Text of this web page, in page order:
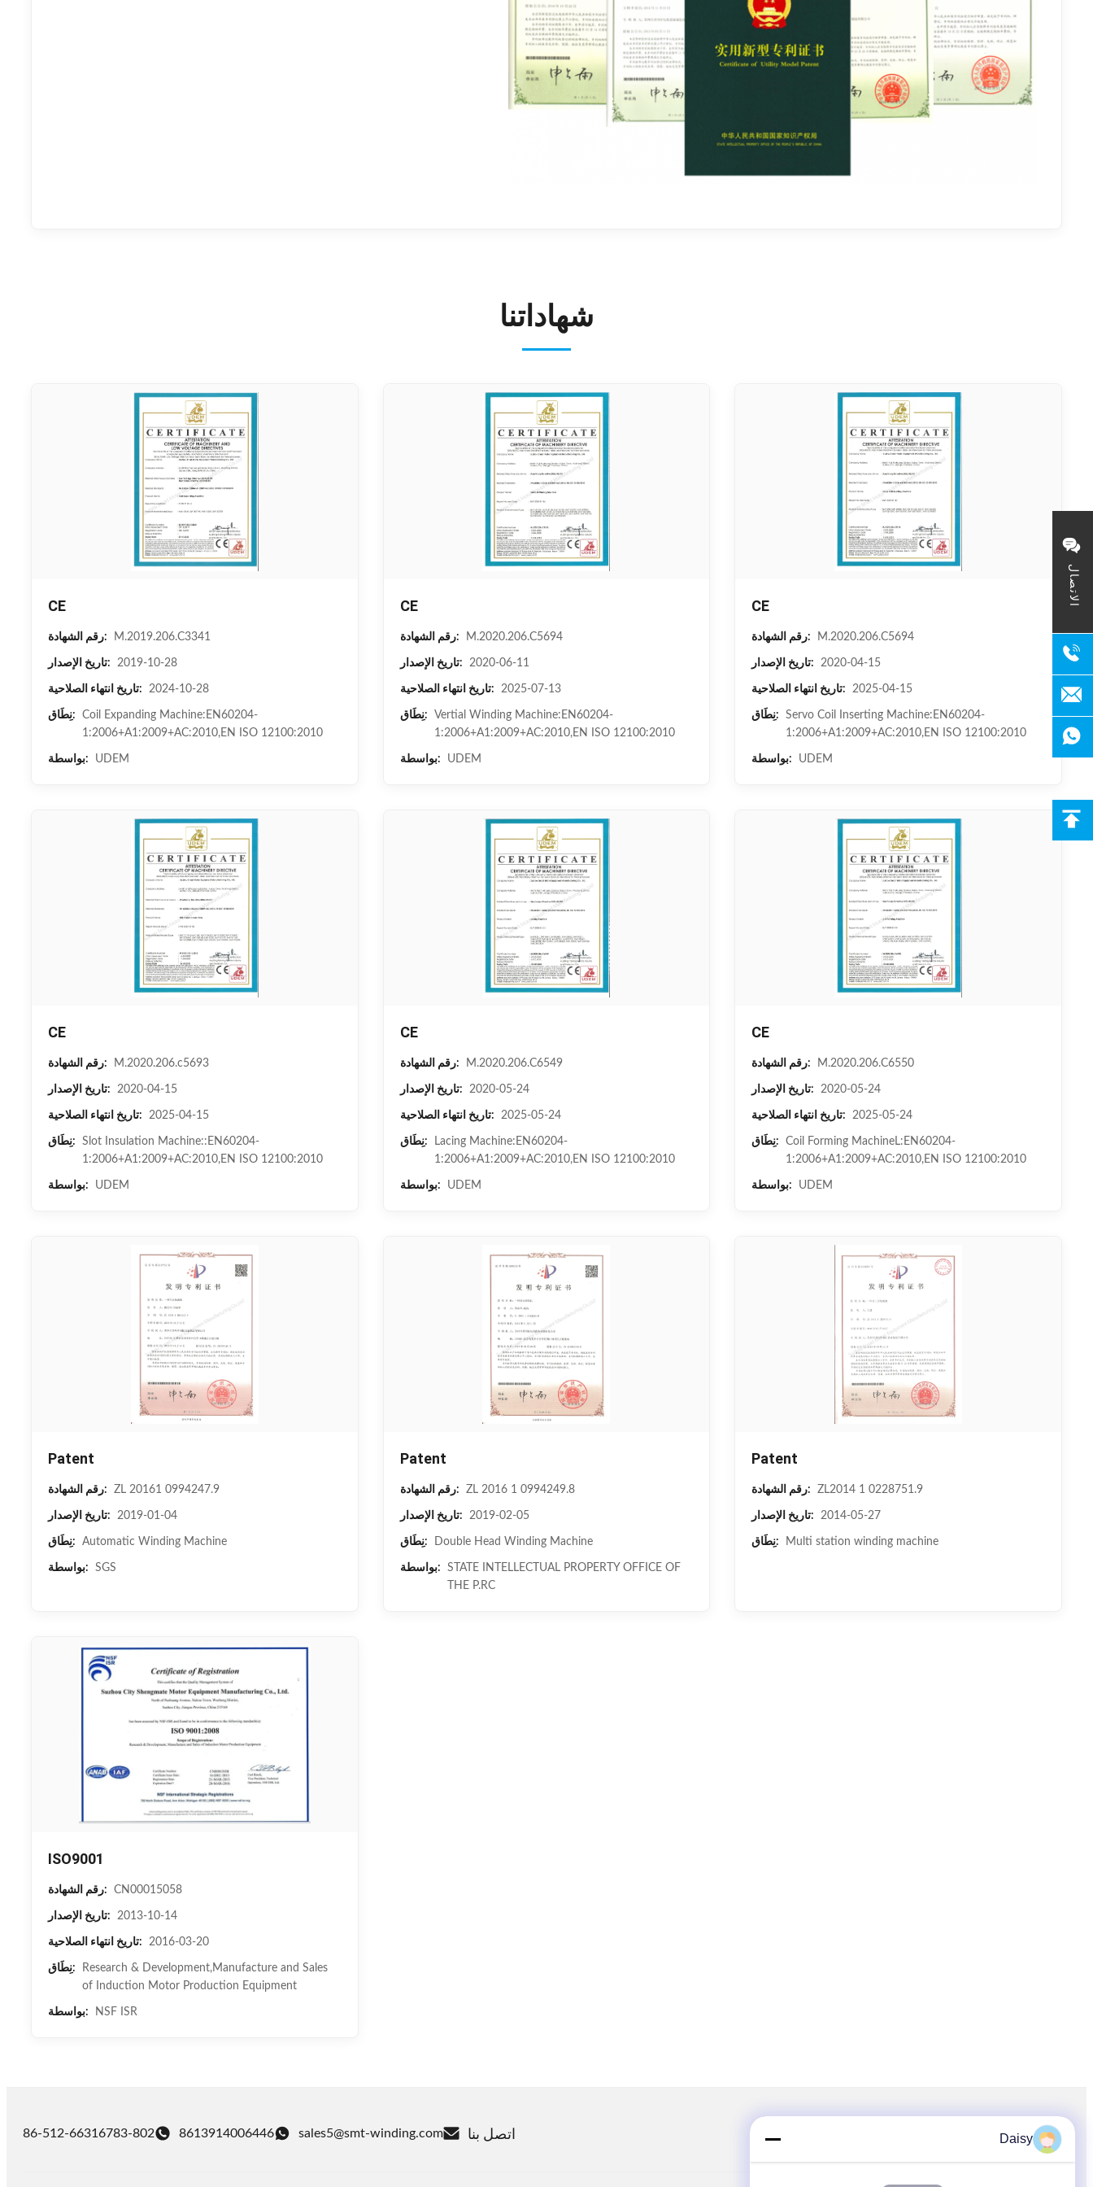
الاتصال
شهاداتنا
CE
رقم الشهادة: M.2019.206.C3341
تاريخ الإصدار: 2019-10-28
تاريخ انتهاء الصلاحية: 2024-10-28
نِطَاق:
Coil Expanding Machine:EN60204-
1:2006+A1:2009+AC:2010,EN ISO 12100:2010
بواسطة: UDEM
CE
رقم الشهادة: M.2020.206.C5694
تاريخ الإصدار: 2020-06-11
تاريخ انتهاء الصلاحية: 2025-07-13
نِطَاق:
Vertial Winding Machine:EN60204-
1:2006+A1:2009+AC:2010,EN ISO 12100:2010
بواسطة: UDEM
CE
رقم الشهادة: M.2020.206.C5694
تاريخ الإصدار: 2020-04-15
تاريخ انتهاء الصلاحية: 2025-04-15
نِطَاق:
Servo Coil Inserting Machine:EN60204-
1:2006+A1:2009+AC:2010,EN ISO 12100:2010
بواسطة: UDEM
CE
رقم الشهادة: M.2020.206.c5693
تاريخ الإصدار: 2020-04-15
تاريخ انتهاء الصلاحية: 2025-04-15
نِطَاق:
Slot Insulation Machine::EN60204-
1:2006+A1:2009+AC:2010,EN ISO 12100:2010
بواسطة: UDEM
CE
رقم الشهادة: M.2020.206.C6549
تاريخ الإصدار: 2020-05-24
تاريخ انتهاء الصلاحية: 2025-05-24
نِطَاق:
Lacing Machine:EN60204-
1:2006+A1:2009+AC:2010,EN ISO 12100:2010
بواسطة: UDEM
CE
رقم الشهادة: M.2020.206.C6550
تاريخ الإصدار: 2020-05-24
تاريخ انتهاء الصلاحية: 2025-05-24
نِطَاق:
Coil Forming MachineL:EN60204-
1:2006+A1:2009+AC:2010,EN ISO 12100:2010
بواسطة: UDEM
Patent
رقم الشهادة: ZL 20161 0994247.9
تاريخ الإصدار: 2019-01-04
نِطَاق: Automatic Winding Machine
بواسطة: SGS
Patent
رقم الشهادة: ZL 2016 1 0994249.8
تاريخ الإصدار: 2019-02-05
نِطَاق: Double Head Winding Machine
بواسطة:
STATE INTELLECTUAL PROPERTY OFFICE OF
THE P.RC
Patent
رقم الشهادة: ZL2014 1 0228751.9
تاريخ الإصدار: 2014-05-27
نِطَاق: Multi station winding machine
ISO9001
رقم الشهادة: CN00015058
تاريخ الإصدار: 2013-10-14
تاريخ انتهاء الصلاحية: 2016-03-20
نِطَاق:
Research & Development,Manufacture and Sales
of Induction Motor Production Equipment
بواسطة: NSF ISR
اتبعنا اتصل بنا sales5@smt-winding.com
8613914006446
86-512-66316783-802 Daisy